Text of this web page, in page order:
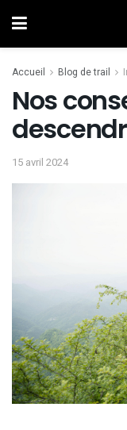
Accueil Blog de trail
Nos
15 avril 2024